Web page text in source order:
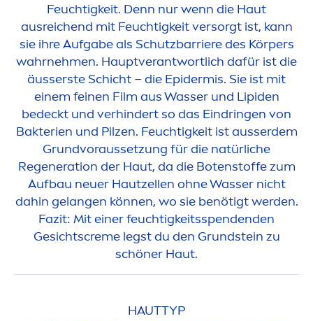
Feuchtigkeit. Denn nur wenn die Haut
ausreichend mit Feuchtigkeit versorgt ist, kann
sie ihre Aufgabe als Schutzbarriere des Körpers
wahrnehmen. Hauptverantwortlich dafür ist die
äusserste Schicht – die Epidermis. Sie ist mit
einem feinen Film aus Wasser und Lipiden
bedeckt und verhindert so das Eindringen von
Bakterien und Pilzen. Feuchtigkeit ist ausserdem
Grundvoraussetzung für die natürliche
Regeneration der Haut, da die Botenstoffe zum
Aufbau neuer Hautzellen ohne Wasser nicht
dahin gelangen können, wo sie benötigt werden.
Fazit: Mit einer feuchtigkeitsspendenden
Gesichtscremelegst du den Grundstein zu
schöner Haut.
HAUTTYP